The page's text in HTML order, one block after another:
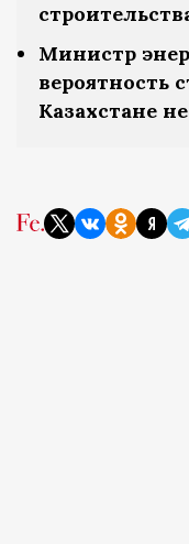
Министр
вероятность
Казахстане